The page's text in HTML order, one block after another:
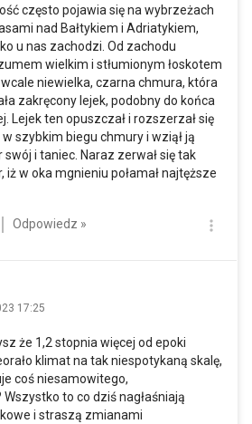
często pojawia się na wybrzeżach
nad Bałtykiem i Adriatykiem,
u nas zachodzi. Od zachodu
wielkim i stłumionym łoskotem
wcale niewielka, czarna chmura, która
zakręcony lejek, podobny do końca
Lejek ten opuszczał i rozszerzał się
szybkim biegu chmury i wziął ją
swój i taniec. Naraz zerwał się tak
iż w oka mgnieniu połamał najtęższe
Odpowiedz »
17:25
że 1,2 stopnia więcej od epoki
klimat na tak niespotykaną skalę,
coś niesamowitego,
to co dziś nagłaśniają
i straszą zmianami